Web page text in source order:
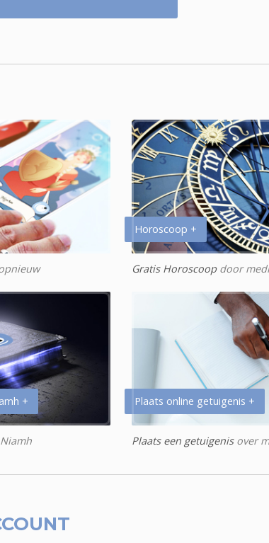
Horoscoop +
Gratis Horoscoopdoor
+ Plaats online getuigenis +
Plaats een getuigenisover